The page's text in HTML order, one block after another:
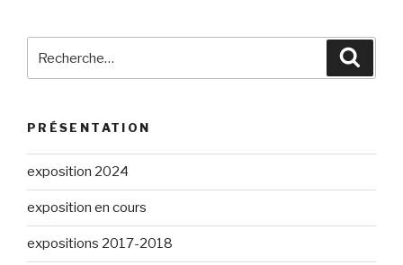
pour
PRÉSENTATION
exposition 2024
exposition en cours
expositions 2017-2018